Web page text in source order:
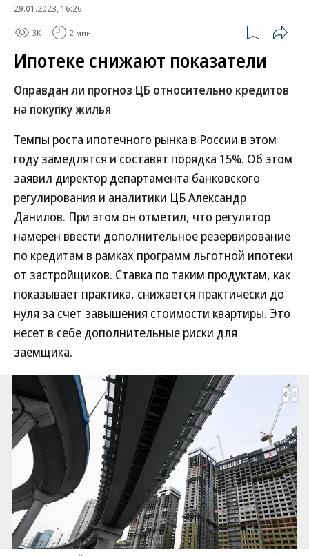
29.01.2023, 16:26
3K 2 мин.
Ипотеке снижают показатели
Оправдан ли прогноз ЦБ относительно кредитов
на покупку жилья
Темпы роста ипотечного рынка в России в этом
году замедлятся и составят порядка 15%. Об этом
заявил директор департамента банковского
регулирования и аналитики ЦБ Александр
Данилов. При этом он отметил, что регулятор
намерен ввести дополнительное резервирование
по кредитам в рамках программ льготной ипотеки
от застройщиков. Ставка по таким продуктам, как
показывает практика, снижается практически до
нуля за счет завышения стоимости квартиры. Это
несет в себе дополнительные риски для
заемщика.
Развернуть